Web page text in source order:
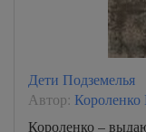
0041
0042
Дети Подземелья
Автор:
Короленко –